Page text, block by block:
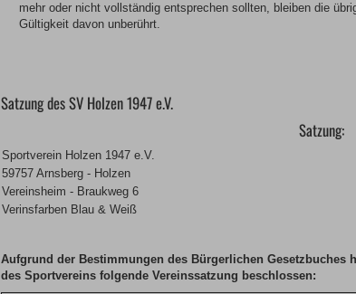
mehr oder nicht vollständig entsprechen sollten, bleiben die
Gültigkeit davon unberührt.
Satzung des SV Holzen 1947 e.V.
Satzung:
Sportverein Holzen 1947 e.V.
59757 Arnsberg - Holzen
Vereinsheim - Braukweg 6
Verinsfarben Blau & Weiß
Aufgrund der Bestimmungen des Bürgerlichen Gesetzbuches
des Sportvereins folgende Vereinssatzung beschlossen: